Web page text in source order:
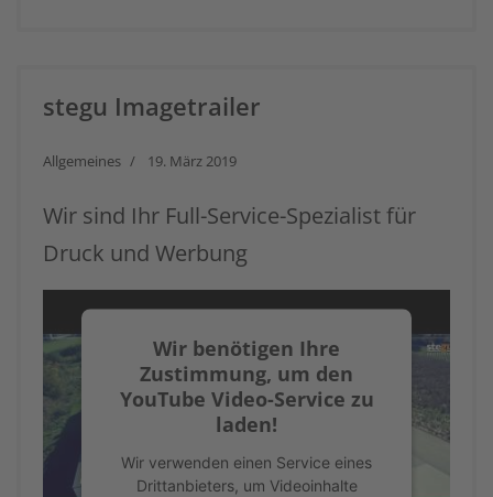
stegu Imagetrailer
Allgemeines 19. März 2019
Wir sind Ihr Full-Service-Spezialist für
Druck und Werbung
Wir benötigen Ihre
Zustimmung, um den
YouTube Video-Service zu
laden!
Wir verwenden einen Service eines
Drittanbieters, um Videoinhalte